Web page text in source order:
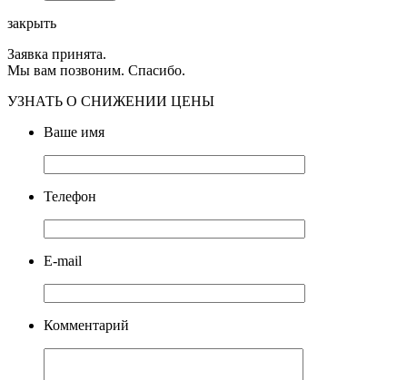
закрыть
Заявка принята.
Мы вам позвоним. Спасибо.
УЗНАТЬ О СНИЖЕНИИ ЦЕНЫ
Ваше имя
Телефон
E-mail
Комментарий